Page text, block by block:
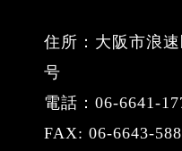
住所：大阪市浪
号
電話：06-6641-
FAX: 06-6643-